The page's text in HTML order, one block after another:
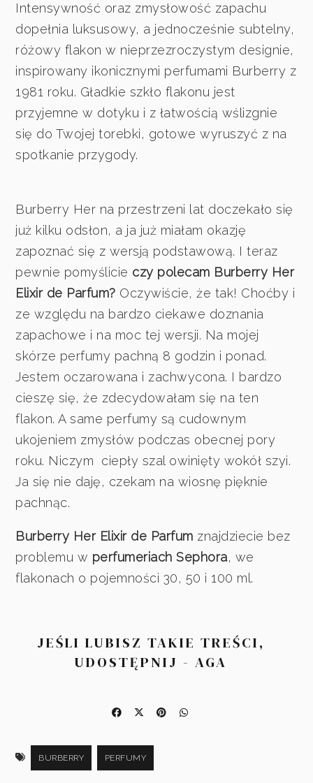
Intensywność oraz zmysłowość zapachu
dopełnia luksusowy, a jednocześnie subtelny,
różowy flakon w nieprzezroczystym designie,
inspirowany ikonicznymi perfumami Burberry z
1981 roku. Gładkie szkło flakonu jest
przyjemne w dotyku i z łatwością wślizgnie
się do Twojej torebki, gotowe wyruszyć z na
spotkanie przygody.
Burberry Her na przestrzeni lat doczekało się
już kilku odsłon, a ja już miałam okazję
zapoznać się z wersją podstawową. I teraz
pewnie pomyślicie czy polecam Burberry Her
Elixir de Parfum? Oczywiście, że tak! Choćby i
ze względu na bardzo ciekawe doznania
zapachowe i na moc tej wersji. Na mojej
skórze perfumy pachną 8 godzin i ponad.
Jestem oczarowana i zachwycona. I bardzo
cieszę się, że zdecydowałam się na ten
flakon. A same perfumy są cudownym
ukojeniem zmysłów podczas obecnej pory
roku. Niczym ciepły szal owinięty wokół szyi.
Ja się nie daję, czekam na wiosnę pięknie
pachnąc.
Burberry Her Elixir de Parfum znajdziecie bez
problemu w perfumeriach Sephora, we
flakonach o pojemności 30, 50 i 100 ml.
JEŚLI LUBISZ TAKIE TREŚCI,
UDOSTĘPNIJ - AGA
BURBERRY PERFUMY